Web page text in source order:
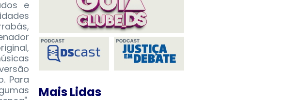
e
Para
Mais Lidas